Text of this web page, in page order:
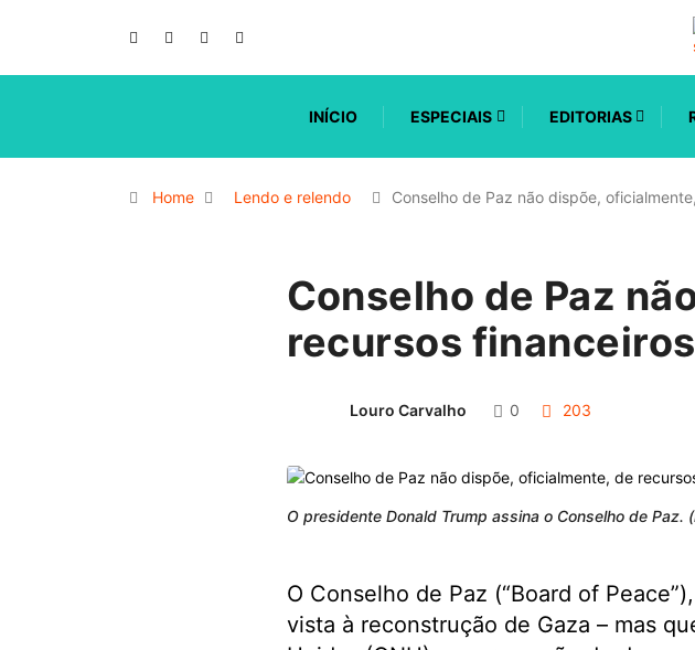
INÍCIO ESPECIAIS EDITORIAS
Home Lendo e relendo Conselho de Paz não dispõe,
Conselho de Paz
recursos financeiros
Louro Carvalho 0 203
O presidente Donald Trump assina o Conselho de Paz.
O Conselho de Paz (“Board of
vista à reconstrução de Gaza – mas